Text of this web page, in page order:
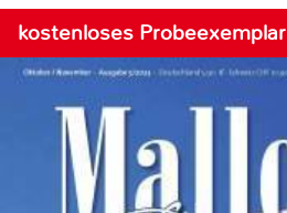
kostenloses Probeexemplar